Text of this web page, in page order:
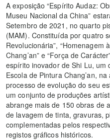
A exposição “Espírito Audaz:
Museu Nacional da China”
Setembro de 2021, no quarto
(MAM). Constituída por quatro
Revolucionária”, “Homenagem
Chang’an” e “Força de
espírito inovador de Shi Lu, um
Escola de Pintura Chang’an,
processo de evolução do seu
um conjunto de produções
abrange mais de 150 obras de
de lavagem de tinta, gravuras,
complementadas pelos
registos gráficos históricos.